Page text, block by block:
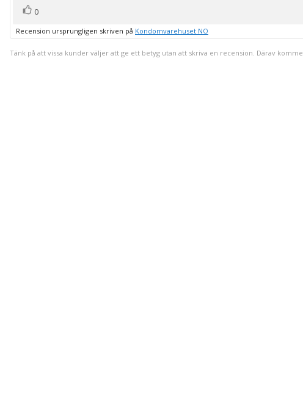
Rösta
0
Recension ursprungligen skriven på Kondomvarehuset NO
Tänk på att vissa kunder väljer att ge ett betyg utan att skriva en recension. Därav